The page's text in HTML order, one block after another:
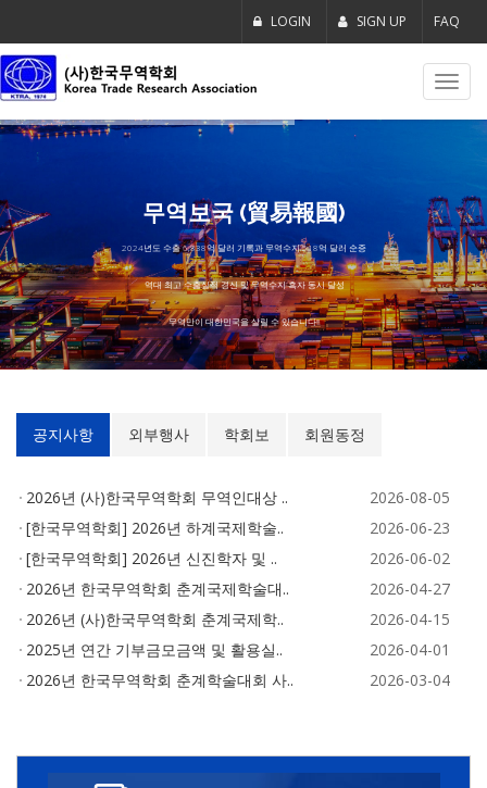
LOGIN SIGN UP FAQ
무역보국 (貿易報國)
2024년도 수출 6,838억 달러 기록과 무역수지 518억 달러 순증
역대 최고 수출실적 경신 및 무역수지 흑자 동시 달성
무역만이 대한민국을 살릴 수 있습니다!!!
공지사항 외부행사 학회보 회원동정
2026년 (사)한국무역학회 무역인대상 ..
2026-08-05
[한국무역학회] 2026년 하계국제학술..
2026-06-23
[한국무역학회] 2026년 신진학자 및 ..
2026-06-02
2026년 한국무역학회 춘계국제학술대..
2026-04-27
2026년 (사)한국무역학회 춘계국제학..
2026-04-15
2025년 연간 기부금모금액 및 활용실..
2026-04-01
2026년 한국무역학회 춘계학술대회 사..
2026-03-04